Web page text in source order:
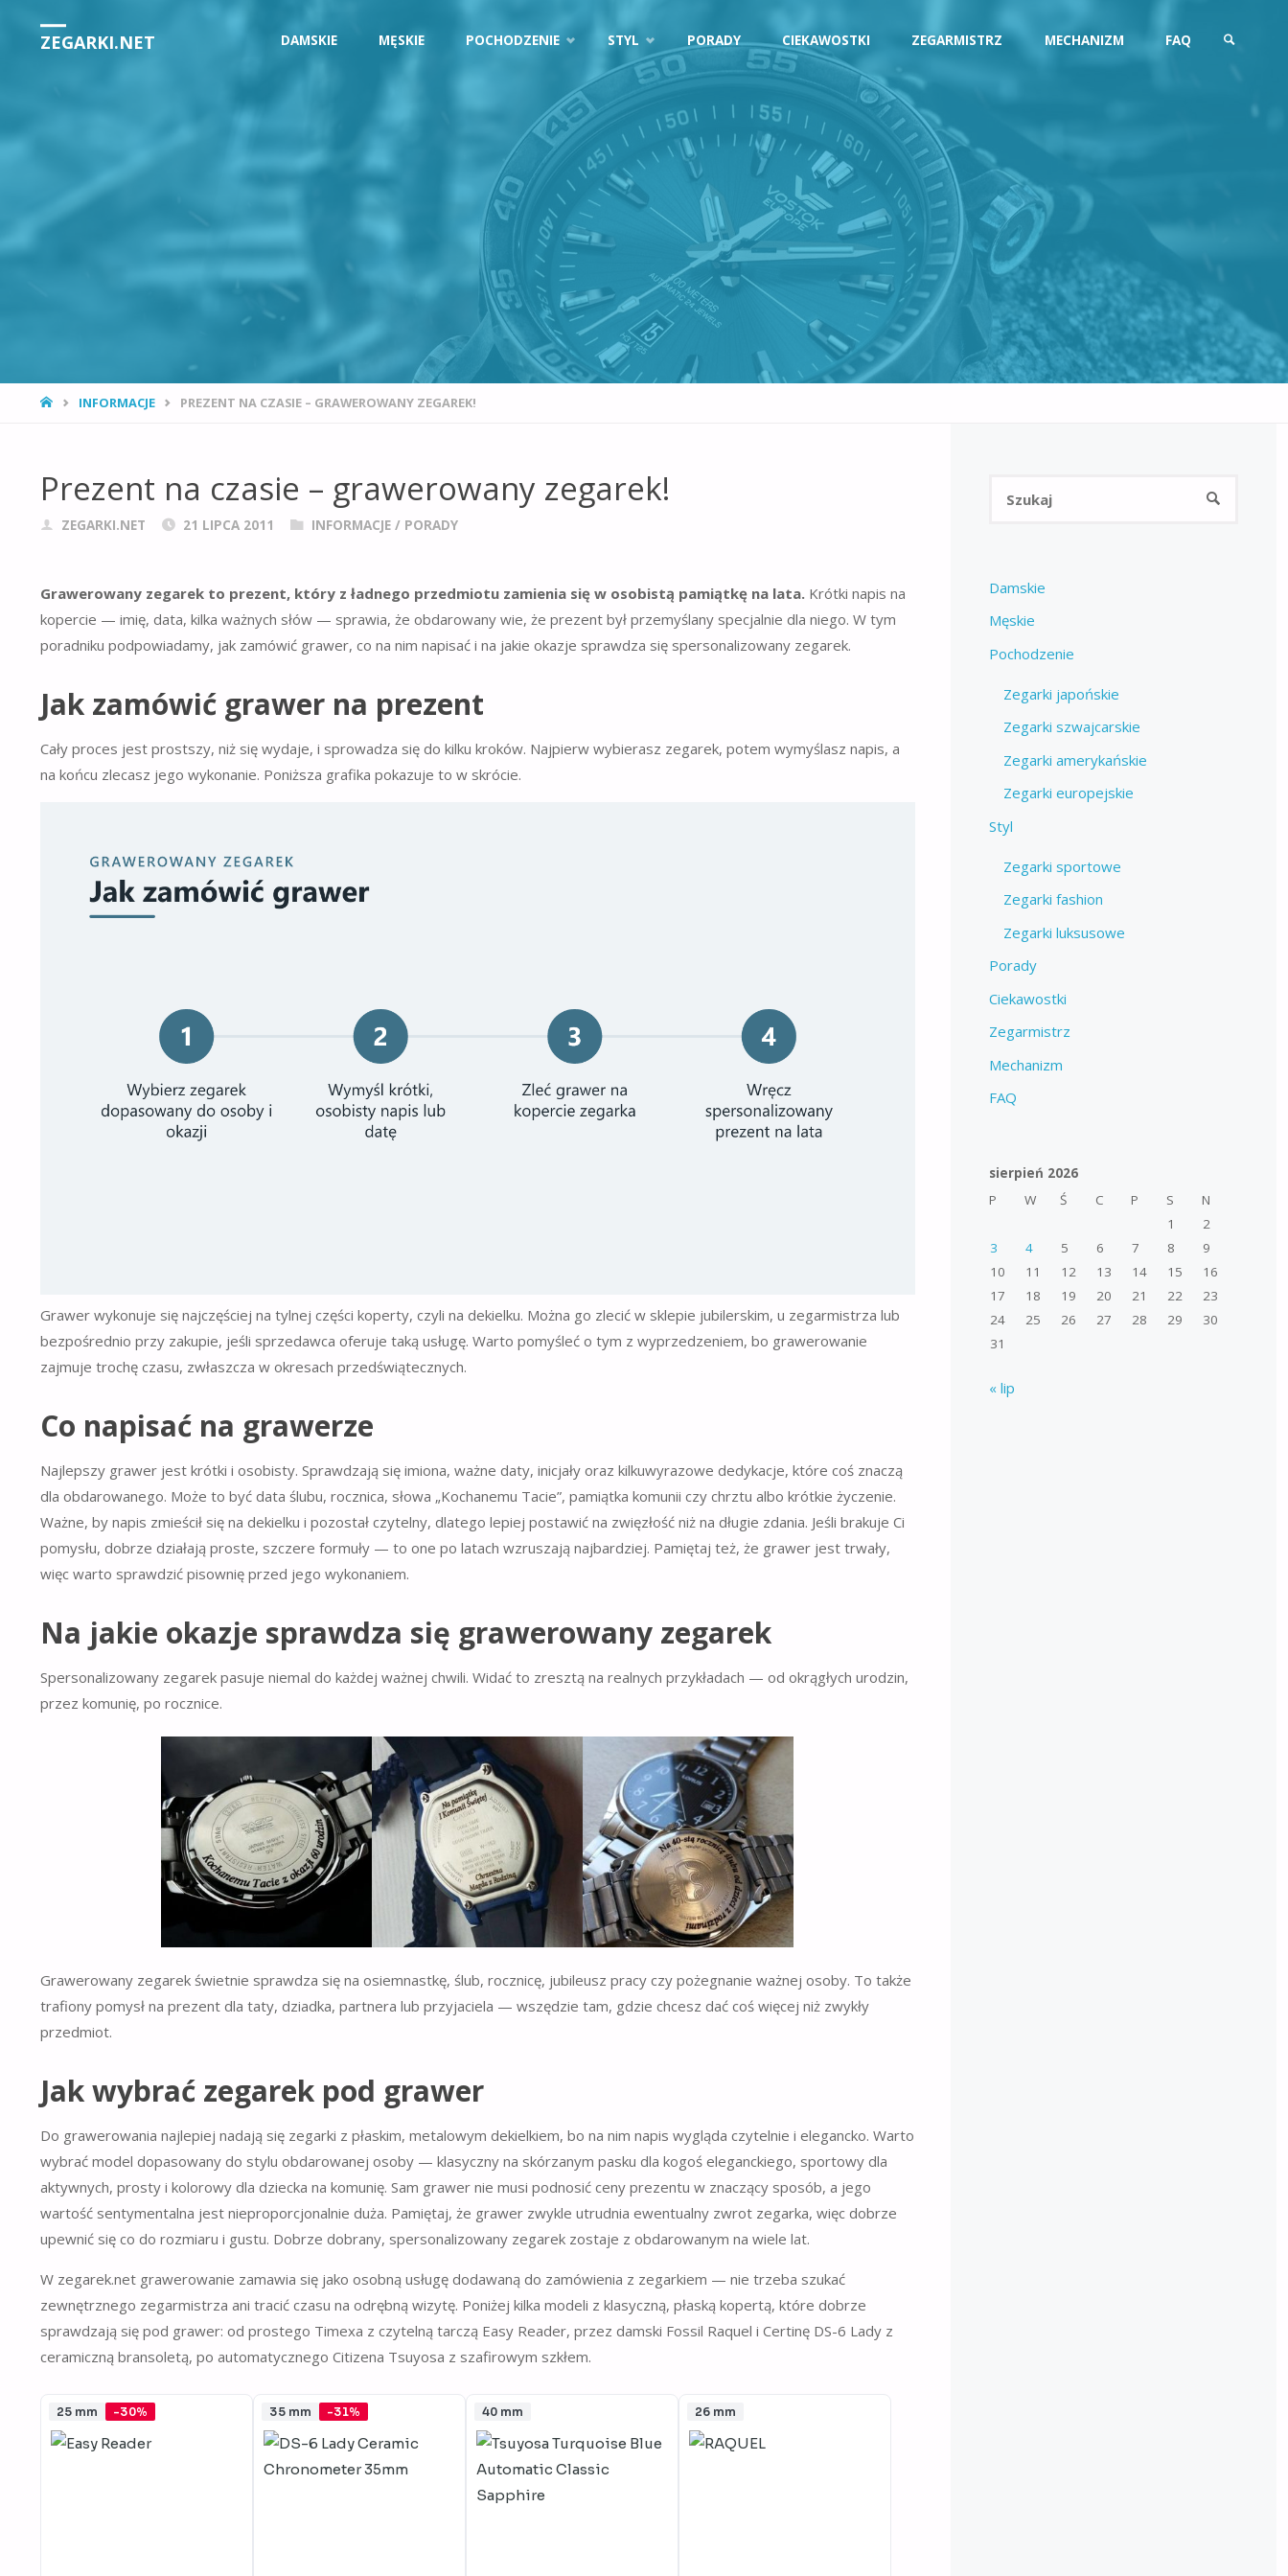
ZEGARKI.NET DAMSKIE MĘSKIE POCHODZENIE STYL PORADY CIEKAWOSTKI ZEGARMISTRZ MECHANIZM FAQ
SZUKAJ
STRONA
INFORMACJE PREZENT NA CZASIE – GRAWEROWANY ZEGAREK!
Prezent na czasie – grawerowany zegarek!
ZEGARKI.NET 21 LIPCA 2011 INFORMACJE/ PORADY
Grawerowany zegarek to prezent, który z ładnego przedmiotu zamienia się w osobistą pamiątkę na lata. Krótki napis na
kopercie — imię, data, kilka ważnych słów — sprawia, że obdarowany wie, że prezent był przemyślany specjalnie dla niego. W tym
poradniku podpowiadamy, jak zamówić grawer, co na nim napisać i na jakie okazje sprawdza się spersonalizowany zegarek.
Jak zamówić grawer na prezent
Cały proces jest prostszy, niż się wydaje, i sprowadza się do kilku kroków. Najpierw wybierasz zegarek, potem wymyślasz napis, a
na końcu zlecasz jego wykonanie. Poniższa grafika pokazuje to w skrócie.
Grawer wykonuje się najczęściej na tylnej części koperty, czyli na dekielku. Można go zlecić w sklepie jubilerskim, u zegarmistrza lub
bezpośrednio przy zakupie, jeśli sprzedawca oferuje taką usługę. Warto pomyśleć o tym z wyprzedzeniem, bo grawerowanie
zajmuje trochę czasu, zwłaszcza w okresach przedświątecznych.
Co napisać na grawerze
Najlepszy grawer jest krótki i osobisty. Sprawdzają się imiona, ważne daty, inicjały oraz kilkuwyrazowe dedykacje, które coś znaczą
dla obdarowanego. Może to być data ślubu, rocznica, słowa „Kochanemu Tacie”, pamiątka komunii czy chrztu albo krótkie życzenie.
Ważne, by napis zmieścił się na dekielku i pozostał czytelny, dlatego lepiej postawić na zwięzłość niż na długie zdania. Jeśli brakuje Ci
pomysłu, dobrze działają proste, szczere formuły — to one po latach wzruszają najbardziej. Pamiętaj też, że grawer jest trwały,
więc warto sprawdzić pisownię przed jego wykonaniem.
Na jakie okazje sprawdza się grawerowany zegarek
Spersonalizowany zegarek pasuje niemal do każdej ważnej chwili. Widać to zresztą na realnych przykładach — od okrągłych urodzin,
przez komunię, po rocznice.
Grawerowany zegarek świetnie sprawdza się na osiemnastkę, ślub, rocznicę, jubileusz pracy czy pożegnanie ważnej osoby. To także
trafiony pomysł na prezent dla taty, dziadka, partnera lub przyjaciela — wszędzie tam, gdzie chcesz dać coś więcej niż zwykły
przedmiot.
Jak wybrać zegarek pod grawer
Do grawerowania najlepiej nadają się zegarki z płaskim, metalowym dekielkiem, bo na nim napis wygląda czytelnie i elegancko. Warto
wybrać model dopasowany do stylu obdarowanej osoby — klasyczny na skórzanym pasku dla kogoś eleganckiego, sportowy dla
aktywnych, prosty i kolorowy dla dziecka na komunię. Sam grawer nie musi podnosić ceny prezentu w znaczący sposób, a jego
wartość sentymentalna jest nieproporcjonalnie duża. Pamiętaj, że grawer zwykle utrudnia ewentualny zwrot zegarka, więc dobrze
upewnić się co do rozmiaru i gustu. Dobrze dobrany, spersonalizowany zegarek zostaje z obdarowanym na wiele lat.
W zegarek.net grawerowanie zamawia się jako osobną usługę dodawaną do zamówienia z zegarkiem — nie trzeba szukać
zewnętrznego zegarmistrza ani tracić czasu na odrębną wizytę. Poniżej kilka modeli z klasyczną, płaską kopertą, które dobrze
sprawdzają się pod grawer: od prostego Timexa z czytelną tarczą Easy Reader, przez damski Fossil Raquel i Certinę DS-6 Lady z
ceramiczną bransoletą, po automatycznego Citizena Tsuyosa z szafirowym szkłem.
25 mm -30% 35 mm -31% 40 mm 26 mm
SZUKAJ
Damskie
Męskie
Pochodzenie
Zegarki japońskie
Zegarki szwajcarskie
Zegarki amerykańskie
Zegarki europejskie
Styl
Zegarki sportowe
Zegarki fashion
Zegarki luksusowe
Porady
Ciekawostki
Zegarmistrz
Mechanizm
FAQ
sierpień 2026
P
W Ś C P S
N
1
2
3
4 5 6 7 8
9
10
11 12 13 14 15
16
17
18 19 20 21 22
23
24
25 26 27 28 29
30
31
« lip